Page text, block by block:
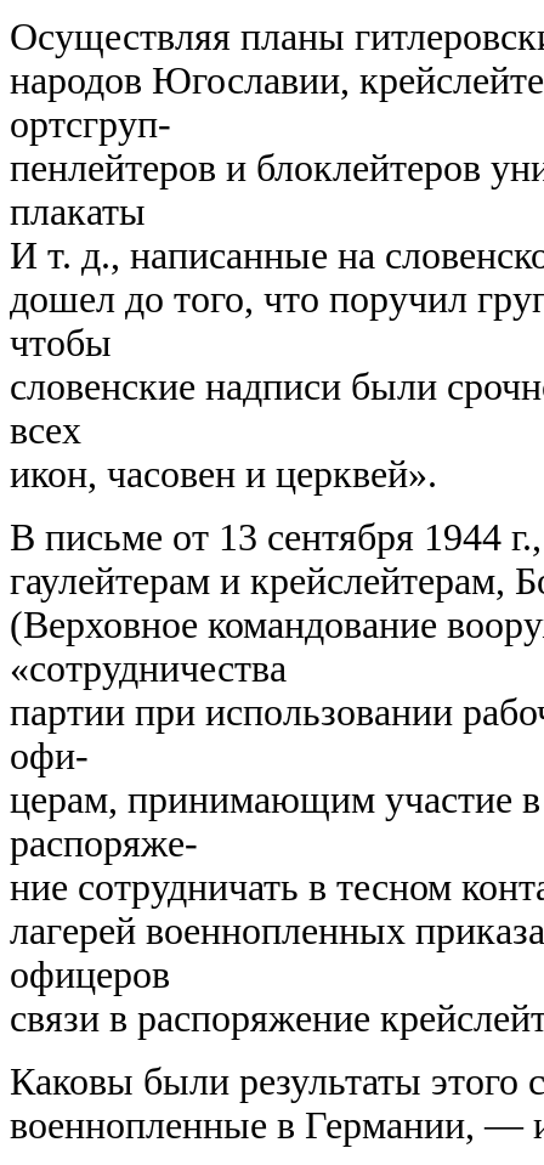
Осуществляя планы
народов Югославии,
ортсгруп-
пенлейтеров и блоклейтеров
плакаты
И т. д., написанные на
дошел до того, что поручил
чтобы
словенские надписи были
всех
икон, часовен и церквей».
В письме от 13 сентября 1944
гаулейтерам и
(Верховное командование
«сотрудничества
партии при использовании
офи-
церам, принимающим участие
распоряже-
ние сотрудничать в тесном
лагерей военнопленных
офицеров
связи в распоряжение
Каковы были результаты этого
военнопленные в Германии, —